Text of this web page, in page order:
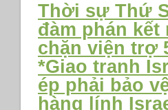
Thời sự Thứ
đàm phán kết
chặn viện trợ
*Giao tranh
ép phải bảo
hàng lính